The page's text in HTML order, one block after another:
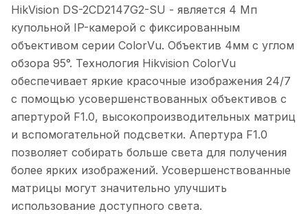
HikVision DS-2CD2147G2-SU - является 4 Мп
купольной IP-камерой с фиксированным
объективом серии ColorVu. Объектив 4мм с углом
обзора 95°. Технология Hikvision ColorVu
обеспечивает яркие красочные изображения 24/7
с помощью усовершенствованных объективов с
апертурой F1.0, высокопроизводительных матриц
и вспомогательной подсветки. Апертура F1.0
позволяет собирать больше света для получения
более ярких изображений. Усовершенствованные
матрицы могут значительно улучшить
использование доступного света.